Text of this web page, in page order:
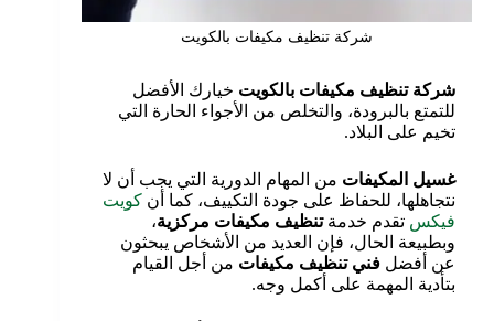
شركة تنظيف مكيفات بالكويت
شركة تنظيف مكيفات بالكويت خيارك الأفضل
للتمتع بالبرودة، والتخلص من الأجواء الحارة التي
تخيم على البلاد.
غسيل المكيفات من المهام الدورية التي يجب أن لا
نتجاهلها، للحفاظ على جودة التكييف، كما أن كويت
فيكس تقدم خدمة تنظيف مكيفات مركزية،
وبطبيعة الحال، فإن العديد من الأشخاص يبحثون
عن أفضل فني تنظيف مكيفات من أجل القيام
بتأدية المهمة على أكمل وجه.